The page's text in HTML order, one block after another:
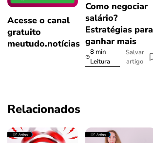
Acesse o canal
gratuito
meutudo.notícias
Como negociar
salário?
Estratégias para
ganhar mais
8 min
Leitura
Salvar
artigo
Relacionados